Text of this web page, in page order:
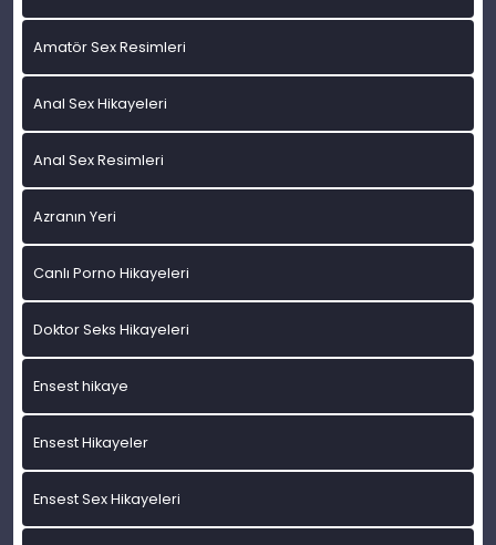
Amatör Sex Resimleri
Anal Sex Hikayeleri
Anal Sex Resimleri
Azranın Yeri
Canlı Porno Hikayeleri
Doktor Seks Hikayeleri
Ensest hikaye
Ensest Hikayeler
Ensest Sex Hikayeleri